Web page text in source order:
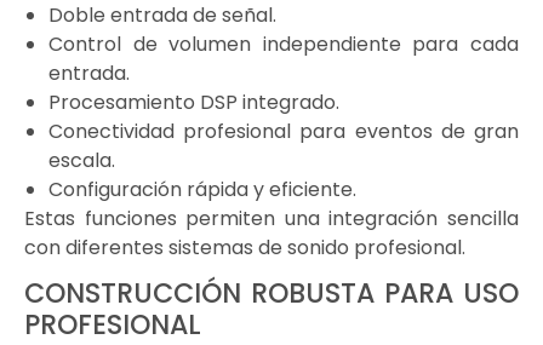
Doble entrada de señal.
Control de volumen independiente para cada
entrada.
Procesamiento DSP integrado.
Conectividad profesional para eventos de gran
escala.
Configuración rápida y eficiente.
Estas funciones permiten una integración sencilla
con diferentes sistemas de sonido profesional.
CONSTRUCCIÓN ROBUSTA PARA USO
PROFESIONAL